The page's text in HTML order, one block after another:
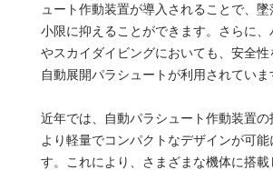
ュート作動装置が導入されることで、
小限に抑えることができます。さらに
やスカイダイビングにおいても、安全性
自動展開パラシュートが利用されていま
近年では、自動パラシュート作動装置の
より軽量でコンパクトなデザインが可能
す。これにより、さまざまな機体に搭載